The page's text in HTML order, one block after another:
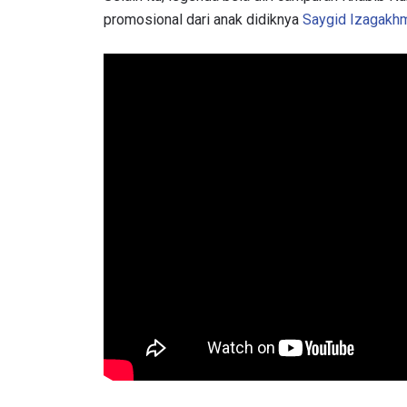
promosional dari anak didiknya Saygid